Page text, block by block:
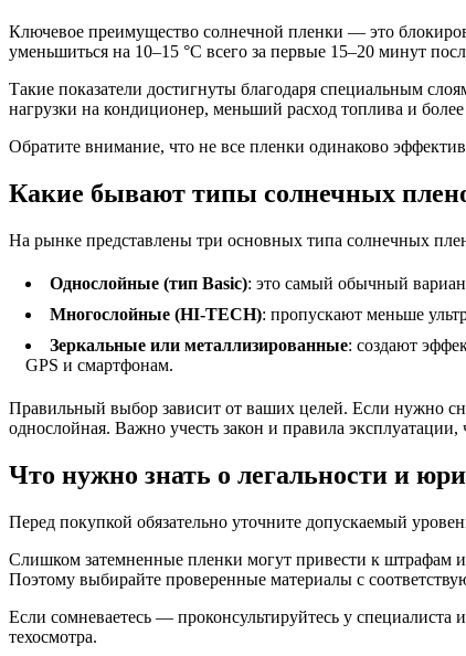
Ключевое преимущество солнечной пленки — это
уменьшиться на 10–15 °C всего за первые 15–20 минут
Такие показатели достигнуты благодаря специальным
нагрузки на кондиционер, меньший расход топлива и
Обратите внимание, что не все пленки одинаково
Какие бывают типы солнечных
На рынке представлены три основных типа солнечных
Однослойные (тип Basic): это самый обычный
Многослойные (HI‑TECH): пропускают меньше
Зеркальные или металлизированные: создают
GPS и смартфонам.
Правильный выбор зависит от ваших целей. Если нужно
однослойная. Важно учесть закон и правила
Что нужно знать о легальности и
Перед покупкой обязательно уточните допускаемый
Слишком затемненные пленки могут привести к штрафам
Поэтому выбирайте проверенные материалы с
Если сомневаетесь — проконсультируйтесь у
техосмотра.